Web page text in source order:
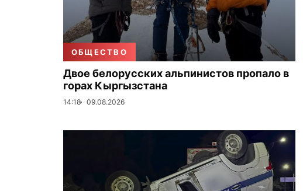
ОБЩЕСТВО
Двое белорусских альпинистов пропало в
горах Кыргызстана
14:18 09.08.2026